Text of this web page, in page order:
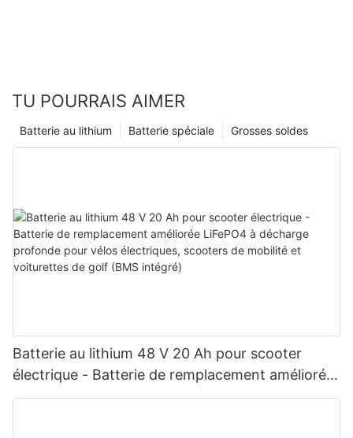
TU POURRAIS AIMER
Grosses soldes
Batterie spéciale
Batterie au lithium
Batterie au lithium 48 V 20 Ah pour scooter
électrique - Batterie de remplacement améliorée
LiFePO4 à décharge profonde pour vélos